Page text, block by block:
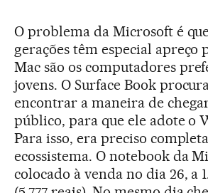
O problema da Microsoft é
gerações têm especial apreço
Mac são os computadores
jovens. O Surface Book
encontrar a maneira de
público, para que ele adote o
Para isso, era preciso
ecossistema. O notebook da
colocado à venda no dia 26, a